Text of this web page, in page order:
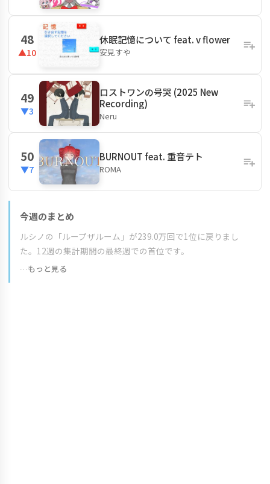
48
▲10
休眠記憶について feat. v flower
安見すや
49
▼3
ロストワンの号哭 (2025 New
Recording)
Neru
50
▼7
BURNOUT feat. 重音テト
ROMA
今週のまとめ
ルシノの「ループザルーム」が239.0万回で1位に戻りまし
た。12週の集計期間の最終週での首位です。
…もっと見る